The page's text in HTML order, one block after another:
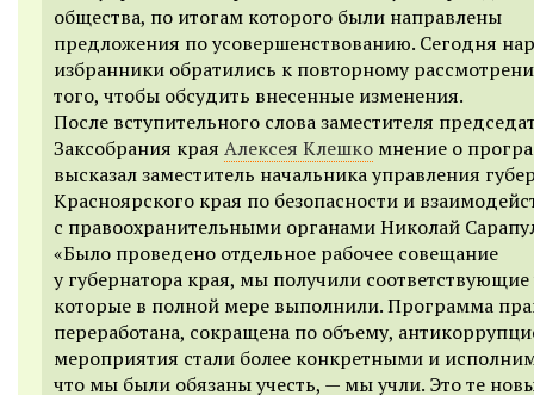
общества, по итогам которого были направлены
предложения по усовершенствованию. Сегодня
избранники обратились к повторному
того, чтобы обсудить внесенные изменения.
После вступительного слова заместителя
Заксобрания края Алексея Клешко мнение о
высказал заместитель начальника управления
Красноярского края по безопасности и
с правоохранительными органами Николай
«Было проведено отдельное рабочее совещание
у губернатора края, мы получили соответствующие
которые в полной мере выполнили. Программа
переработана, сокращена по объему,
мероприятия стали более конкретными и
что мы были обязаны учесть, — мы учли. Это те